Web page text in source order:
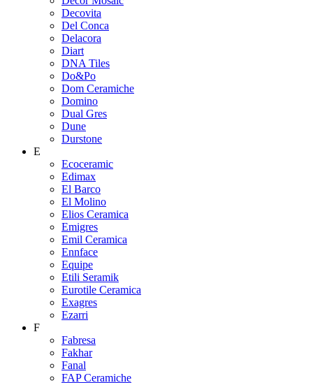
Decovita
Del Conca
Delacora
Diart
DNA Tiles
Do&Po
Dom Ceramiche
Domino
Dual Gres
Dune
Durstone
E
Ecoceramic
Edimax
El Barco
El Molino
Elios Ceramica
Emigres
Emil Ceramica
Ennface
Equipe
Etili Seramik
Eurotile Ceramica
Exagres
Ezarri
F
Fabresa
Fakhar
Fanal
FAP Ceramiche